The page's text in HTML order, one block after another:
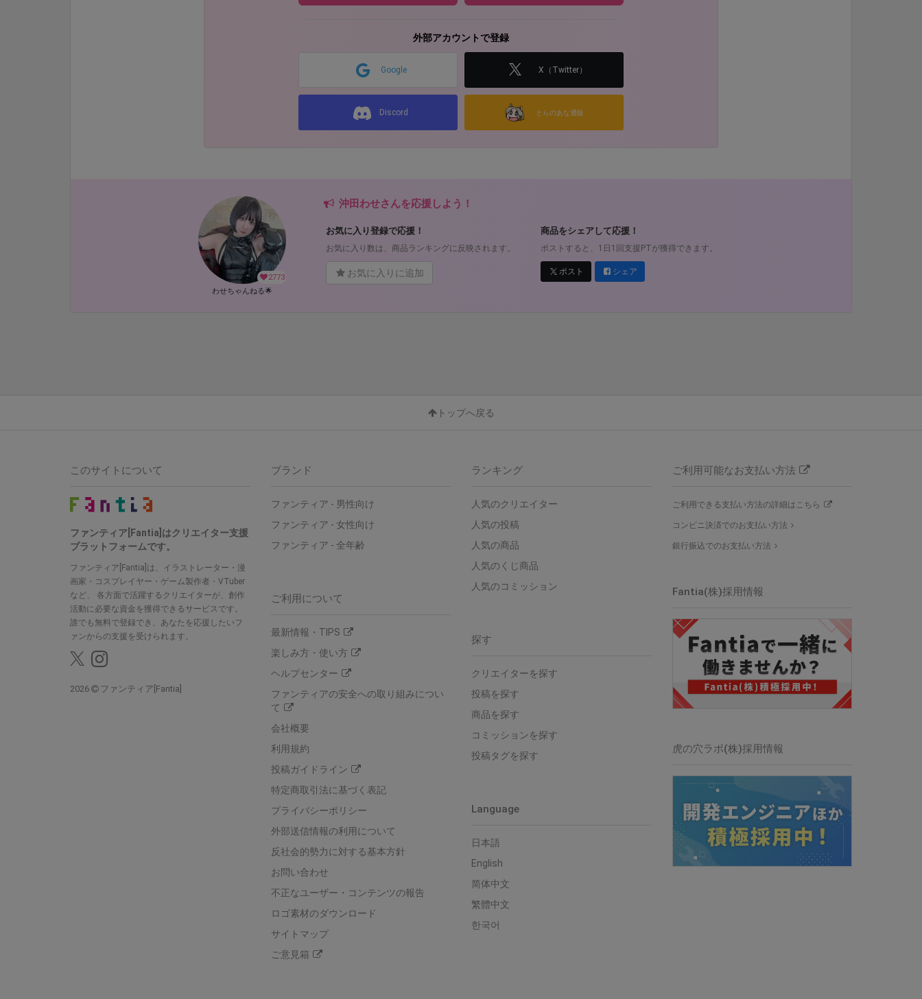
外部アカウントで登録
Google X（Twitter）
Discord とらのあな通販
2773
わせちゃんねる🌟
沖田わせさんを応援しよう！
お気に入り登録で応援！
お気に入り数は、商品ランキングに反映されます。
お気に入りに追加
商品をシェアして応援！
ポストすると、1日1回支援PTが獲得できます。
ポスト シェア
トップへ戻る
ブランド
ファンティア - 男性向け
ファンティア - 女性向け
ファンティア - 全年齢
ご利用について
最新情報・TIPS
楽しみ方・使い方
ヘルプセンター
ファンティアの安全への取り組みについ
て
会社概要
利用規約
投稿ガイドライン
特定商取引法に基づく表記
プライバシーポリシー
外部送信情報の利用について
反社会的勢力に対する基本方針
お問い合わせ
不正なユーザー・コンテンツの報告
ロゴ素材のダウンロード
サイトマップ
ご意見箱
ランキング
人気のクリエイター
人気の投稿
人気の商品
人気のくじ商品
人気のコミッション
探す
クリエイターを探す
投稿を探す
商品を探す
コミッションを探す
投稿タグを探す
Language
日本語
English
简体中文
繁體中文
한국어
ご利用可能なお支払い方法
ご利用できる支払い方法の詳細はこちら
コンビニ決済でのお支払い方法
銀行振込でのお支払い方法
Fantia(株)採用情報
虎の穴ラボ(株)採用情報
このサイトについて
ファンティア[Fantia]はクリエイター支援
プラットフォームです。
ファンティア[Fantia]は、イラストレーター・漫
画家・コスプレイヤー・ゲーム製作者・VTuber
など、 各方面で活躍するクリエイターが、創作
活動に必要な資金を獲得できるサービスです。
誰でも無料で登録でき、あなたを応援したいフ
ァンからの支援を受けられます。
2026 ファンティア[Fantia]